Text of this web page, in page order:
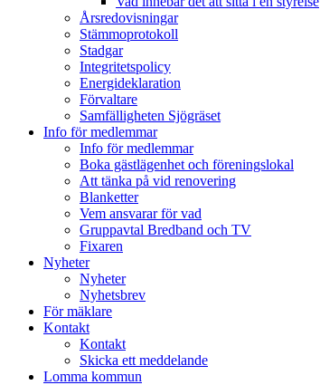
Årsredovisningar
Stämmoprotokoll
Stadgar
Integritetspolicy
Energideklaration
Förvaltare
Samfälligheten Sjögräset
Info för medlemmar
Info för medlemmar
Boka gästlägenhet och föreningslokal
Att tänka på vid renovering
Blanketter
Vem ansvarar för vad
Gruppavtal Bredband och TV
Fixaren
Nyheter
Nyheter
Nyhetsbrev
För mäklare
Kontakt
Kontakt
Skicka ett meddelande
Lomma kommun